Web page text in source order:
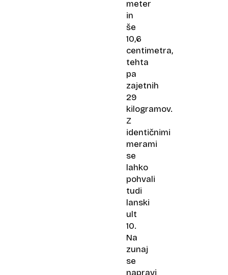
meter
in
še
10,6
centimetra,
tehta
pa
zajetnih
29
kilogramov.
Z
identičnimi
merami
se
lahko
pohvali
tudi
lanski
ult
10.
Na
zunaj
se
napravi